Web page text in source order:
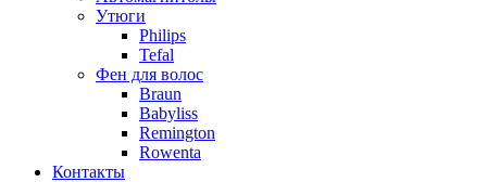
Утюги
Philips
Tefal
Фен для волос
Braun
Babyliss
Remington
Rowenta
Контакты